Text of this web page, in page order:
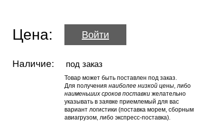
Цена: Войти
Наличие: под заказ
Товар может быть поставлен под заказ.
Для получения наиболее низкой цены, либо
наименьших сроков поставки желательно
указывать в заявке приемлемый для вас
вариант логистики (поставка морем, сборным
авиагрузом, либо экспресс-поставка).